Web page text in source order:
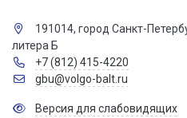
191014, город Санкт-
литера Б
+7 (812) 415-4220
gbu@volgo-balt.ru
Версия для слабовидящих